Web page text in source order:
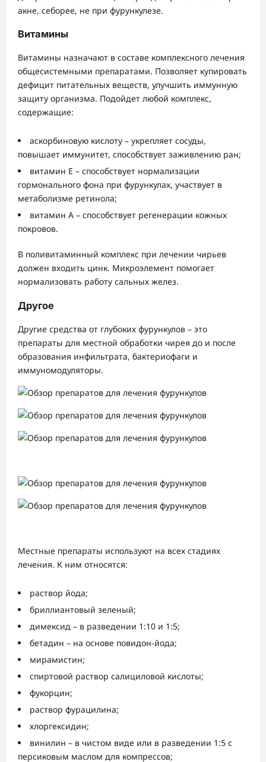
акне, себорее, не при фурункулезе.
Витамины
Витамины назначают в составе комплексного лечения
общесистемными препаратами. Позволяет купировать
дефицит питательных веществ, улучшить иммунную
защиту организма. Подойдет любой комплекс,
содержащие:
аскорбиновую кислоту – укрепляет сосуды,
повышает иммунитет, способствует заживлению ран;
витамин Е – способствует нормализации
гормонального фона при фурункулах, участвует в
метаболизме ретинола;
витамин А – способствует регенерации кожных
покровов.
В поливитаминный комплекс при лечении чирьев
должен входить цинк. Микроэлемент помогает
нормализовать работу сальных желез.
Другое
Другие средства от глубоких фурункулов – это
препараты для местной обработки чирея до и после
образования инфильтрата, бактериофаги и
иммуномодуляторы.
Местные препараты используют на всех стадиях
лечения. К ним относятся:
раствор йода;
бриллиантовый зеленый;
димексид – в разведении 1:10 и 1:5;
бетадин – на основе повидон-йода;
мирамистин;
спиртовой раствор салициловой кислоты;
фукорцин;
раствор фурацилина;
хлоргексидин;
винилин – в чистом виде или в разведении 1:5 с
персиковым маслом для компрессов;